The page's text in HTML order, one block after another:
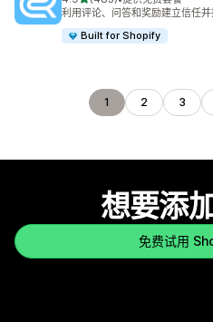
总共 483 条评论
利用评论、问答和奖励建立信任
Built for Shopify
1 2 3
想要添
免费试用